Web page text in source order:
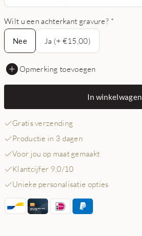
Wilt u een achterkant gravure? *
Nee
Nee
Ja (+ €15,00)
Opmerking toevoegen
In winkelwagen
Gratis verzending
Productie in 3 dagen
Voor jou op maat gemaakt
Klantcijfer 9,0/10
Unieke personalisatie opties